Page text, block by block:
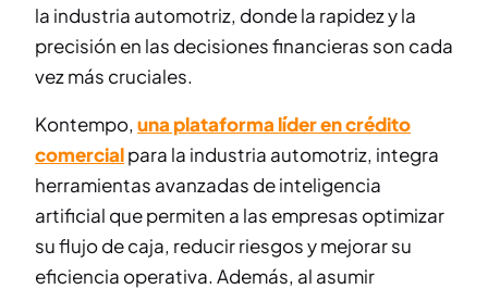
la industria automotriz, donde la rapidez y la
precisión en las decisiones financieras son cada
vez más cruciales.
Kontempo, una plataforma líder en crédito
comercialpara la industria automotriz, integra
herramientas avanzadas de inteligencia
artificial que permiten a las empresas optimizar
su flujo de caja, reducir riesgos y mejorar su
eficiencia operativa. Además, al asumir